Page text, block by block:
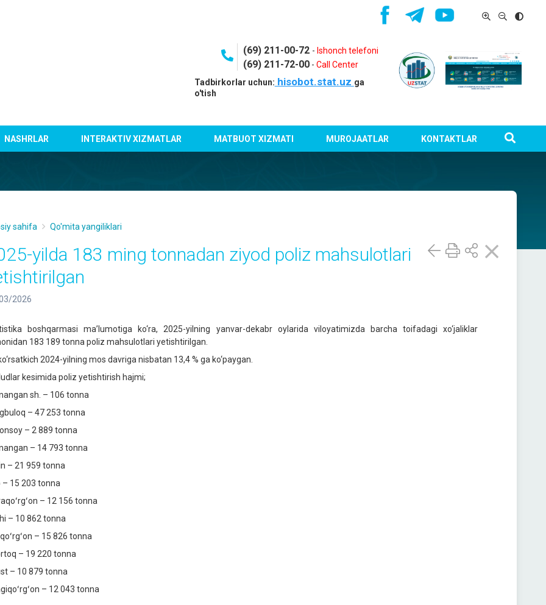
(69) 211-00-72 - Ishonch telefoni
(69) 211-72-00- Call Center
Tadbirkorlar uchun: hisobot.stat.uz ga
o'tish
NASHRLAR INTERAKTIV XIZMATLAR MATBUOT XIZMATI MUROJAATLAR KONTAKTLAR
sahifa Qo'mita yangiliklari
yilda 183 ming tonnadan ziyod poliz mahsulotlari
2026
boshqarmasi ma’lumotiga ko‘ra, 2025-yilning yanvar-dekabr oylarida viloyatimizda barcha toifadagi xo‘jaliklar
183 189 tonna poliz mahsulotlari yetishtirilgan.
2024-yilning mos davriga nisbatan 13,4 % ga ko‘paygan.
kesimida poliz yetishtirish hajmi;
sh. – 106 tonna
– 47 253 tonna
– 2 889 tonna
– 14 793 tonna
– 21 959 tonna
– 15 203 tonna
– 12 156 tonna
– 10 862 tonna
– 15 826 tonna
– 19 220 tonna
– 10 879 tonna
– 12 043 tonna